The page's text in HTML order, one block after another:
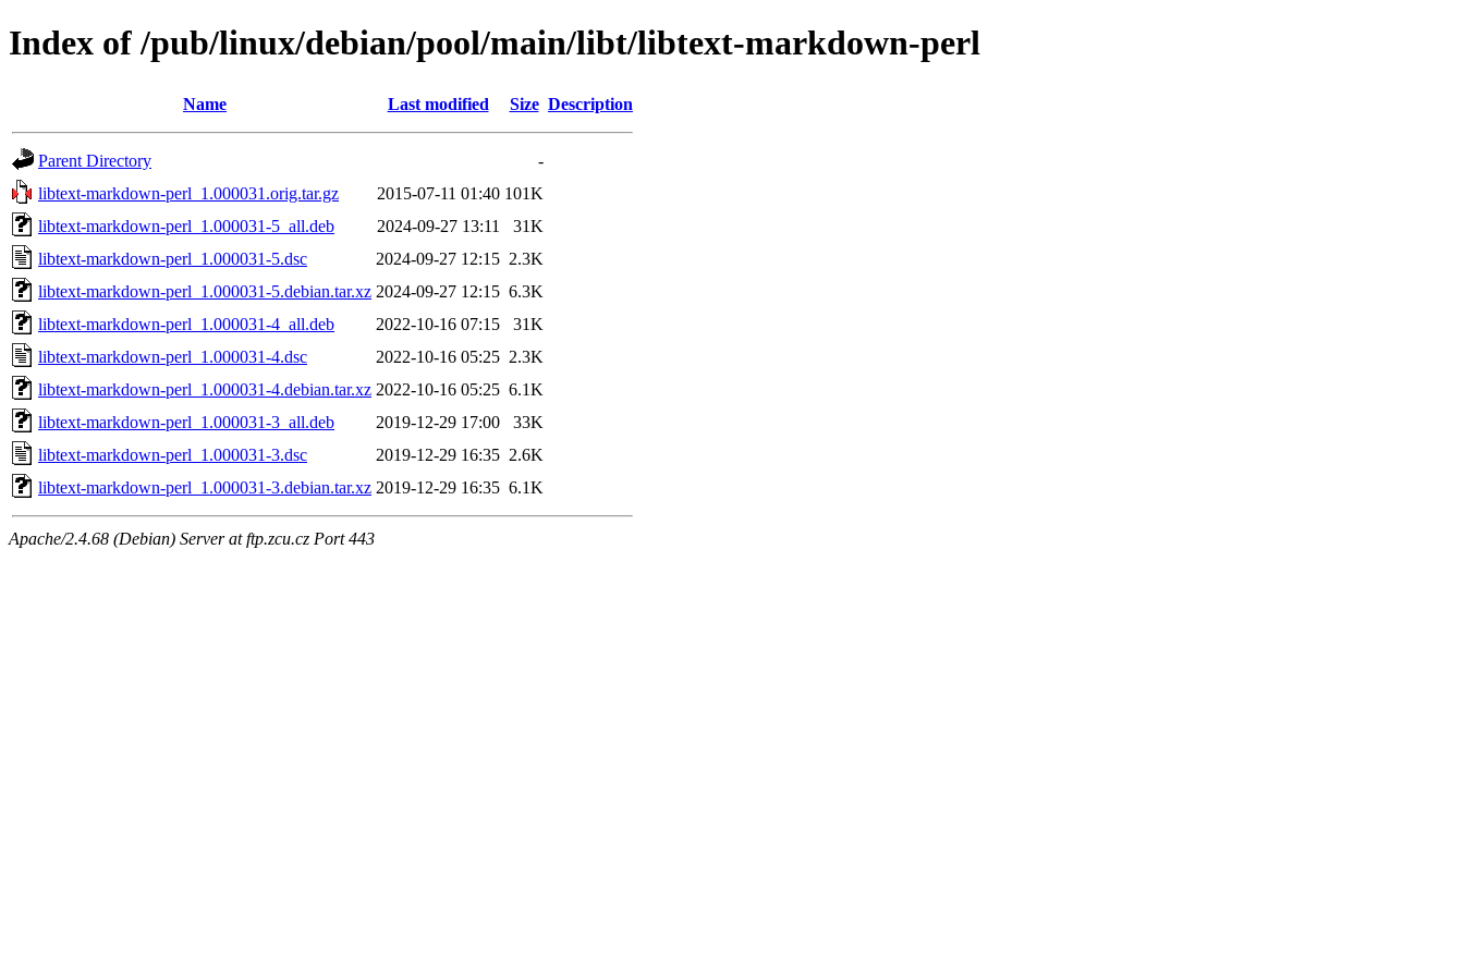
Index of /pub/linux/debian/pool/main/libt/libtext-markdown-perl
Name Last modified Size Description
Parent Directory
-
libtext-markdown-perl_1.000031.orig.tar.gz
2015-07-11 01:40 101K
libtext-markdown-perl_1.000031-5_all.deb
2024-09-27 13:11
31K
libtext-markdown-perl_1.000031-5.dsc
2024-09-27 12:15 2.3K
libtext-markdown-perl_1.000031-5.debian.tar.xz 2024-09-27 12:15 6.3K
libtext-markdown-perl_1.000031-4_all.deb
2022-10-16 07:15
31K
libtext-markdown-perl_1.000031-4.dsc
2022-10-16 05:25 2.3K
libtext-markdown-perl_1.000031-4.debian.tar.xz 2022-10-16 05:25 6.1K
libtext-markdown-perl_1.000031-3_all.deb
2019-12-29 17:00
33K
libtext-markdown-perl_1.000031-3.dsc
2019-12-29 16:35 2.6K
libtext-markdown-perl_1.000031-3.debian.tar.xz 2019-12-29 16:35 6.1K
Apache/2.4.68 (Debian) Server at ftp.zcu.cz Port 443